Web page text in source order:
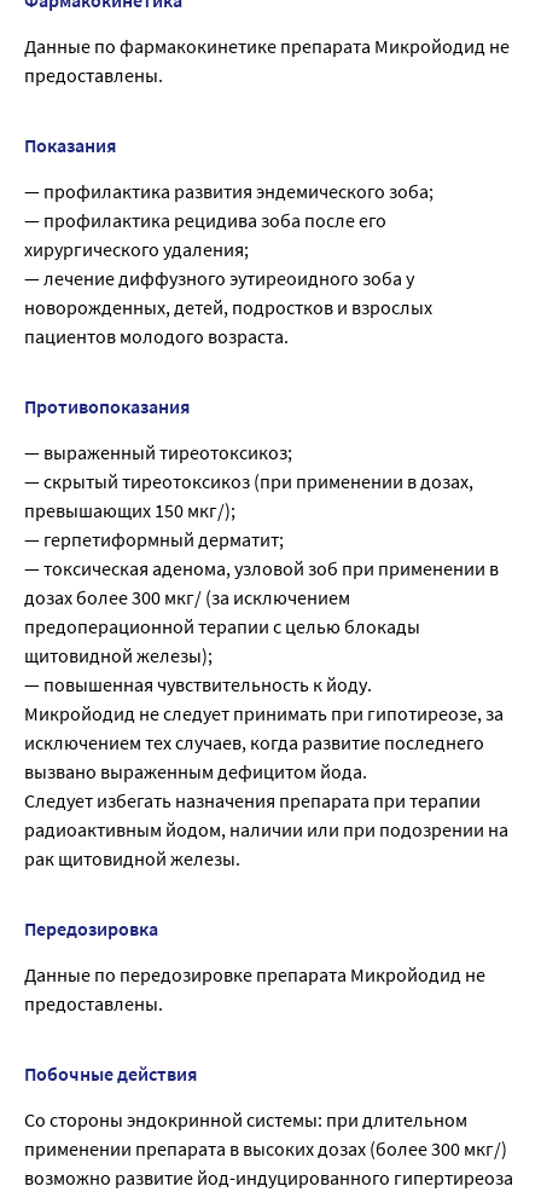
Данные по фармакокинетике препарата Микройодид не
предоставлены.
Показания
— профилактика развития эндемического зоба;
— профилактика рецидива зоба после его
хирургического удаления;
— лечение диффузного эутиреоидного зоба у
новорожденных, детей, подростков и взрослых
пациентов молодого возраста.
Противопоказания
— выраженный тиреотоксикоз;
— скрытый тиреотоксикоз (при применении в дозах,
превышающих 150 мкг/);
— герпетиформный дерматит;
— токсическая аденома, узловой зоб при применении в
дозах более 300 мкг/ (за исключением
предоперационной терапии с целью блокады
щитовидной железы);
— повышенная чувствительность к йоду.
Микройодид не следует принимать при гипотиреозе, за
исключением тех случаев, когда развитие последнего
вызвано выраженным дефицитом йода.
Следует избегать назначения препарата при терапии
радиоактивным йодом, наличии или при подозрении на
рак щитовидной железы.
Передозировка
Данные по передозировке препарата Микройодид не
предоставлены.
Побочные действия
Со стороны эндокринной системы: при длительном
применении препарата в высоких дозах (более 300 мкг/)
возможно развитие йод-индуцированного гипертиреоза